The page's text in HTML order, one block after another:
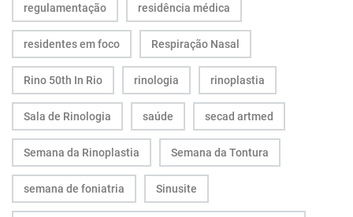
regulamentação residência médica
residentes em foco Respiração Nasal
Rino 50th In Rio rinologia rinoplastia
Sala de Rinologia saúde secad artmed
Semana da Rinoplastia Semana da Tontura
semana de foniatria Sinusite